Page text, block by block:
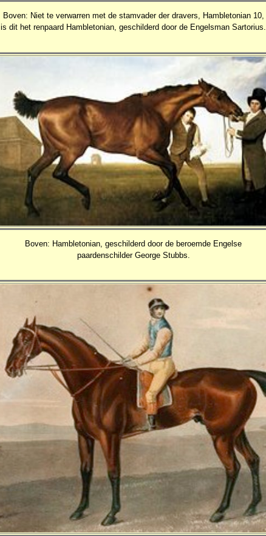
Boven: Niet te verwarren met de stamvader der dravers, Hambletonian 10,
is dit het renpaard Hambletonian, geschilderd door de Engelsman Sartorius.
Boven: Hambletonian, geschilderd door de beroemde Engelse
paardenschilder George Stubbs.